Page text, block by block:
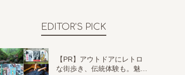
EDITOR'S PICK
【PR】アウトドアにレトロ
な街歩き、伝統体験も。魅…